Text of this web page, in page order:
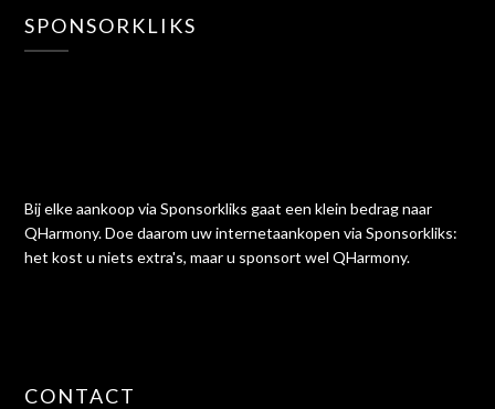
SPONSORKLIKS
Bij elke aankoop via Sponsorkliks gaat een klein bedrag naar
QHarmony. Doe daarom uw internetaankopen via Sponsorkliks:
het kost u niets extra's, maar u sponsort wel QHarmony.
CONTACT